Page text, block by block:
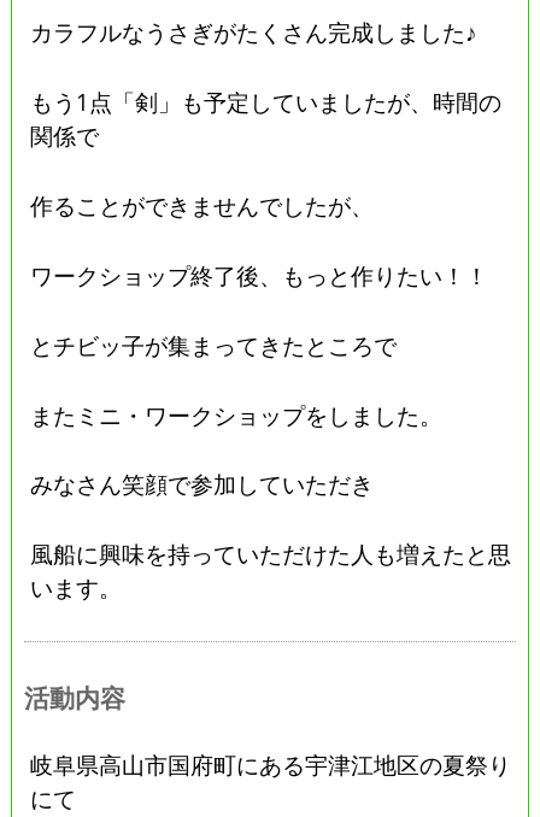
カラフルなうさぎがたくさん完成しました♪
もう1点「剣」も予定していましたが、時間の
関係で
作ることができませんでしたが、
ワークショップ終了後、もっと作りたい！！
とチビッ子が集まってきたところで
またミニ・ワークショップをしました。
みなさん笑顔で参加していただき
風船に興味を持っていただけた人も増えたと思
います。
活動内容
岐阜県高山市国府町にある宇津江地区の夏祭り
にて